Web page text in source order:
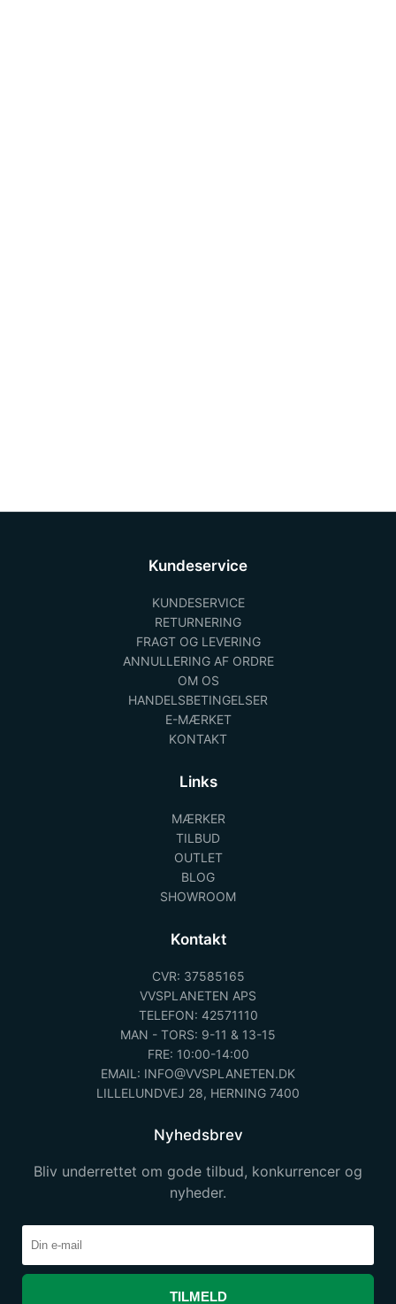
Kundeservice
KUNDESERVICE
RETURNERING
FRAGT OG LEVERING
ANNULLERING AF ORDRE
OM OS
HANDELSBETINGELSER
E-MÆRKET
KONTAKT
Links
MÆRKER
TILBUD
OUTLET
BLOG
SHOWROOM
Kontakt
CVR: 37585165
VVSPLANETEN APS
TELEFON: 42571110
MAN - TORS: 9-11 & 13-15
FRE: 10:00-14:00
EMAIL: INFO@VVSPLANETEN.DK
LILLELUNDVEJ 28, HERNING 7400
Nyhedsbrev
Bliv underrettet om gode tilbud, konkurrencer og
nyheder.
TILMELD